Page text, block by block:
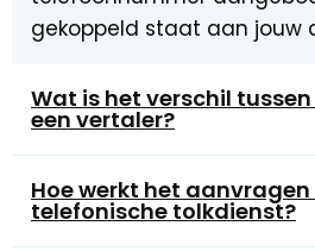
gekoppeld staat aan
Wat is het verschil
een vertaler?
Hoe werkt het aanvragen
telefonische tolkdienst?